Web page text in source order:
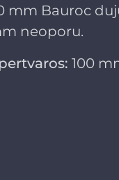
mm Bauroc
neoporu.
100